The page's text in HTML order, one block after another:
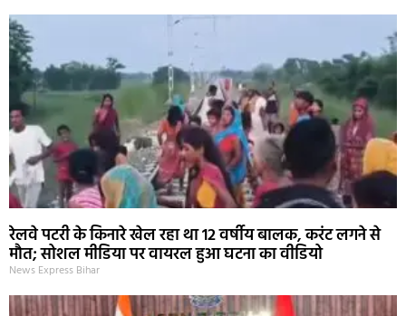
रेलवे पटरी के किनारे खेल रहा था 12 वर्षीय बालक, करंट लगने से
मौत; सोशल मीडिया पर वायरल हुआ घटना का वीडियो
News Express Bihar